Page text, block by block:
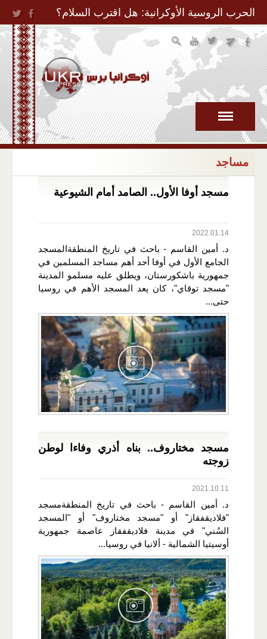
Jump to Navigation
الحرب الروسية الأوكرانية: هل اقترب السلام؟
مساجد
مسجد أوفا الأول.. الصامد أمام الشيوعية
2022.01.14
د. أمين القاسم - باحث في تاريخ المنطقةالمسجد
الجامع الأول في أوفا أحد أهم مساجد المسلمين في
جمهورية باشكورستان، ويطلق عليه مسلمو المدينة
"مسجد توقاي"، كان يعد المسجد الأهم في روسيا
حتى...
مسجد مختاروف.. بناه أذري وفاءا لوطن
زوجته
2021.10.11
د. أمين القاسم - باحث في تاريخ المنطقةمسجد
"فلاديقفقاز" أو "مسجد مختاروف" أو "المسجد
السُني" في مدينة فلاديقفقاز عاصمة جمهورية
أوسيتيا الشمالية - ألانيا في روسيا...